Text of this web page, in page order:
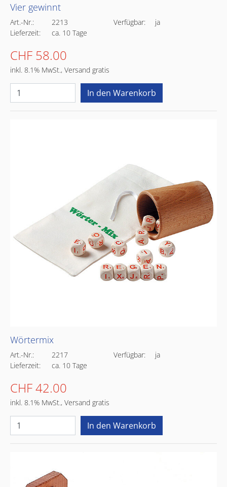
Vier gewinnt
Art.-Nr.: 2213 Verfügbar:
ja
Lieferzeit:
ca. 10 Tage
CHF 58.00
inkl. 8.1% MwSt., Versand gratis
Wörtermix
Art.-Nr.: 2217 Verfügbar:
ja
Lieferzeit:
ca. 10 Tage
CHF 42.00
inkl. 8.1% MwSt., Versand gratis